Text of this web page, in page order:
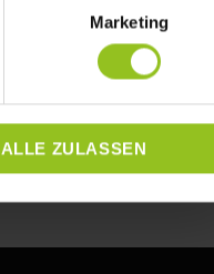
Marketing
ALLE ZULASSEN